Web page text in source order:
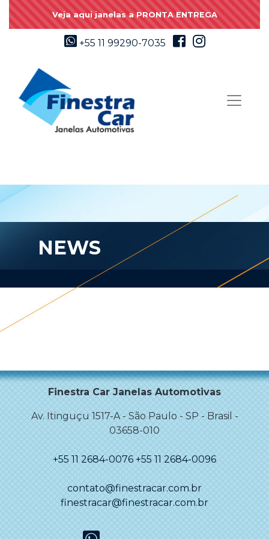
Veja aqui janelas a PRONTA ENTREGA
+55 11 99290-7035
NEWS
Finestra Car Janelas Automotivas
Av. Itinguçu 1517-A-São Paulo-SP - Brasil-
03658-010
+55 11 2684-0076 +55 11 2684-0096
contato@finestracar.com.br
finestracar@finestracar.com.br